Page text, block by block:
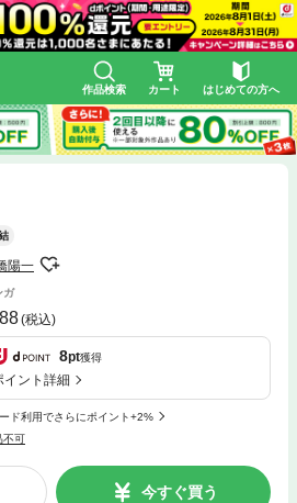
作品検索 カート はじめての方へ
陽一
ガ
(税込)
8pt獲得
イント詳細
ド利用でさらにポイント+2%
不可
今すぐ買う